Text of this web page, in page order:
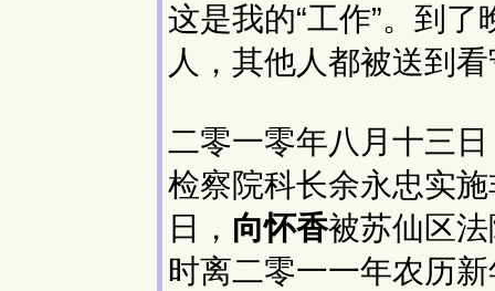
这是我的“工作”。到
人，其他人都被送到
二零一零年八月十三
检察院科长余永忠实
日， 向怀香被苏仙区
时离二零一一年农历